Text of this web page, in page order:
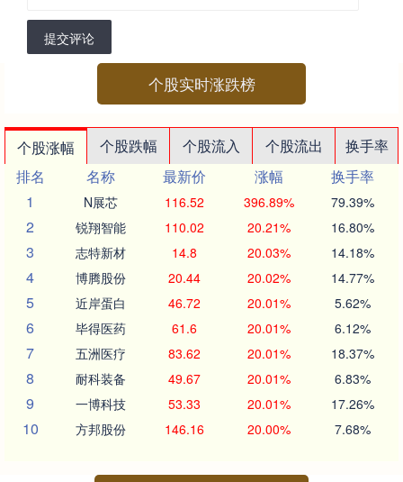
提交评论
个股实时涨跌榜
个股涨幅 个股跌幅 个股流入 个股流出
换手率
排名
名称 最新价 涨幅
换手率
1
N展芯 116.52 396.89% 79.39%
2 锐翔智能 110.02 20.21% 16.80%
3 志特新材 14.8 20.03% 14.18%
4 博腾股份 20.44 20.02% 14.77%
5 近岸蛋白 46.72 20.01% 5.62%
6 毕得医药 61.6 20.01% 6.12%
7 五洲医疗 83.62 20.01% 18.37%
8 耐科装备 49.67 20.01% 6.83%
9 一博科技 53.33 20.01% 17.26%
10 方邦股份 146.16 20.00% 7.68%